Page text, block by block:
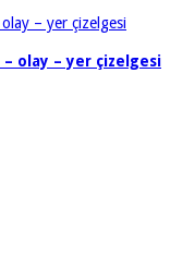
– olay – yer çizelgesi